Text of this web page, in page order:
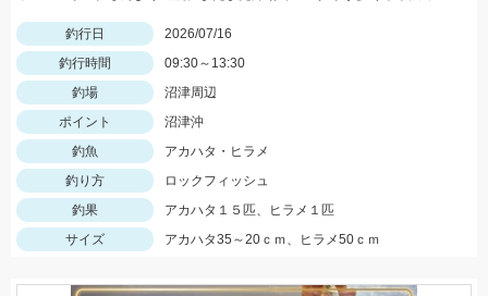
釣行日
2026/07/16
釣行時間
09:30～13:30
釣場
沼津周辺
ポイント
沼津沖
釣魚
アカハタ・ヒラメ
釣り方
ロックフィッシュ
釣果
アカハタ１５匹、ヒラメ１匹
サイズ
アカハタ35～20ｃｍ、ヒラメ50ｃｍ